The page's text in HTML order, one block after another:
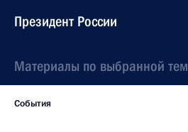
Президент России
Материалы по выбранной
События